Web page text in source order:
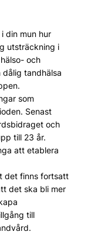
din mun hur
utsträckning i
och
tandhälsa
som
­Senast
och
till 23 år.
att etablera
det finns fortsatt
det ska bli mer
till